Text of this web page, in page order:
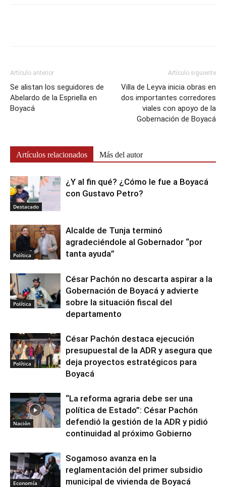
Artículo anterior
Se alistan los seguidores de
Abelardo de la Espriella en
Boyacá
Artículo siguiente
Villa de Leyva inicia obras en
dos importantes corredores
viales con apoyo de la
Gobernación de Boyacá
Artículos relacionados Más del autor
Destacado
¿Y al fin qué? ¿Cómo le fue a Boyacá
con Gustavo Petro?
Política
Alcalde de Tunja terminó
agradeciéndole al Gobernador “por
tanta ayuda”
Política
César Pachón no descarta aspirar a la
Gobernación de Boyacá y advierte
sobre la situación fiscal del
departamento
Política
César Pachón destaca ejecución
presupuestal de la ADR y asegura que
deja proyectos estratégicos para
Boyacá
Nación
“La reforma agraria debe ser una
política de Estado”: César Pachón
defendió la gestión de la ADR y pidió
continuidad al próximo Gobierno
Economía
Sogamoso avanza en la
reglamentación del primer subsidio
municipal de vivienda de Boyacá